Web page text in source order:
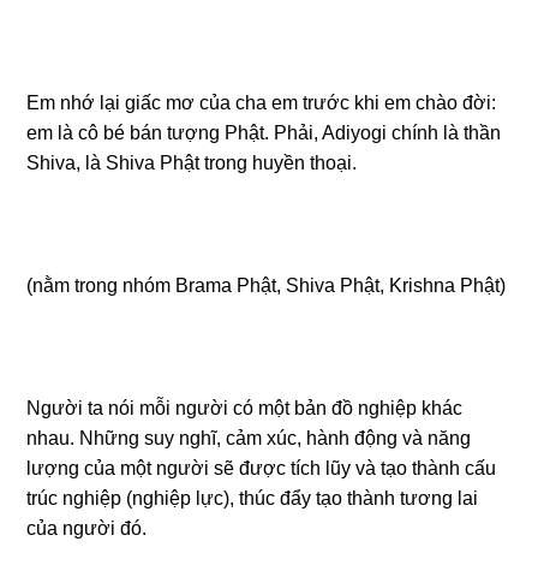
Em nhớ lại giấc mơ của cha em trước khi em chào đời:
em là cô bé bán tượng Phật. Phải, Adiyogi chính là thần
Shiva, là Shiva Phật trong huyền thoại.
(nằm trong nhóm Brama Phật, Shiva Phật, Krishna Phật)
Người ta nói mỗi người có một bản đồ nghiệp khác
nhau. Những suy nghĩ, cảm xúc, hành động và năng
lượng của một người sẽ được tích lũy và tạo thành cấu
trúc nghiệp (nghiệp lực), thúc đẩy tạo thành tương lai
của người đó.